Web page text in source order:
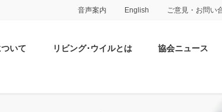
音声案内 English ご意見・お問い
いて リビング･ウイルとは 協会ニュース